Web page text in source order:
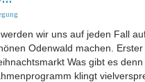
werden wir uns auf jeden Fall
Odenwald machen.
Was gibt es
klingt